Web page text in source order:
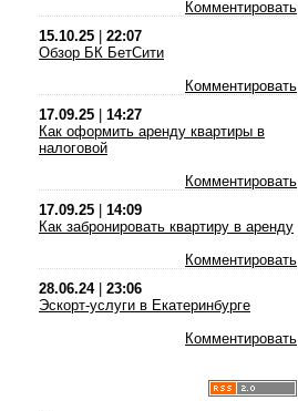
Комментировать
15.10.25
22:07
Обзор БК БетСити
Комментировать
17.09.25
14:27
Как оформить аренду квартиры в
налоговой
Комментировать
17.09.25
14:09
Как забронировать квартиру в аренду
Комментировать
28.06.24| 23:06
Эскорт-услуги в Екатеринбурге
Комментировать